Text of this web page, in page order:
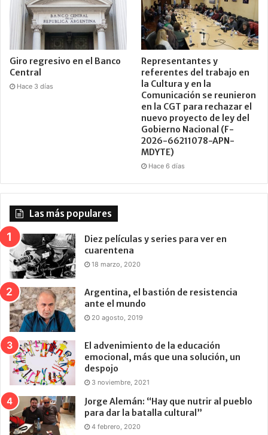
Giro regresivo en el Banco
Central
Hace 3 días
Representantes y
referentes del trabajo en
la Cultura y en la
Comunicación se reunieron
en la CGT para rechazar el
nuevo proyecto de ley del
Gobierno Nacional (F-
2026-66211078-APN-
MDYTE)
Hace 6 días
Las más populares
Diez películas y series para ver en
cuarentena
18 marzo, 2020
Argentina, el bastión de resistencia
ante el mundo
20 agosto, 2019
El advenimiento de la educación
emocional, más que una solución, un
despojo
3 noviembre, 2021
Jorge Alemán: “Hay que nutrir al pueblo
para dar la batalla cultural”
4 febrero, 2020